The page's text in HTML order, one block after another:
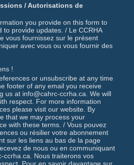
/ Autorisations de
you provide on this form to
to provide updates. / Le CCRHA
vous fournissez sur le présent
avec vous ou vous fournir des
!
or unsubscribe at any time
footer of any email you receive
us at info@cahrc-ccrha.ca. We will
respect. For more information
please visit our website. By
that we may process your
with these terms. / Vous pouvez
ou résilier votre abonnement
sur les liens au bas de la page
de nous ou en communiquant
ccrha.ca. Nous traiterons vos